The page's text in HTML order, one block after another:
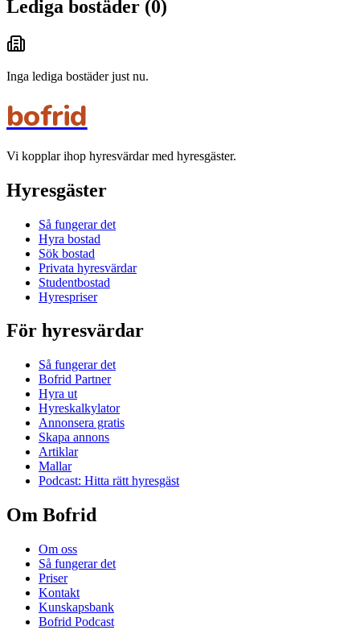
Lediga bostäder (0)
Inga lediga bostäder just nu.
bofrid
Vi kopplar ihop hyresvärdar med hyresgäster.
Hyresgäster
Så fungerar det
Hyra bostad
Sök bostad
Privata hyresvärdar
Studentbostad
Hyrespriser
För hyresvärdar
Så fungerar det
Bofrid Partner
Hyra ut
Hyreskalkylator
Annonsera gratis
Skapa annons
Artiklar
Mallar
Podcast: Hitta rätt hyresgäst
Om Bofrid
Om oss
Så fungerar det
Priser
Kontakt
Kunskapsbank
Bofrid Podcast